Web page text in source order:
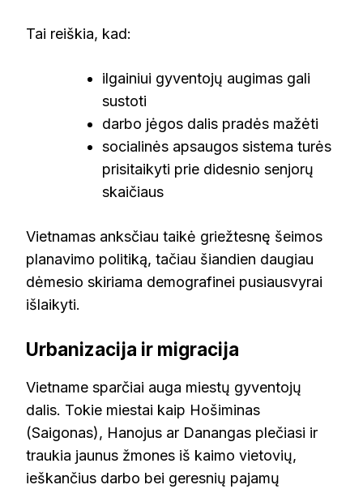
Tai reiškia, kad:
ilgainiui gyventojų augimas gali
sustoti
darbo jėgos dalis pradės mažėti
socialinės apsaugos sistema turės
prisitaikyti prie didesnio senjorų
skaičiaus
Vietnamas anksčiau taikė griežtesnę šeimos
planavimo politiką, tačiau šiandien daugiau
dėmesio skiriama demografinei pusiausvyrai
išlaikyti.
Urbanizacija ir migracija
Vietname sparčiai auga miestų gyventojų
dalis. Tokie miestai kaip Hošiminas
(Saigonas), Hanojus ar Danangas plečiasi ir
traukia jaunus žmones iš kaimo vietovių,
ieškančius darbo bei geresnių pajamų